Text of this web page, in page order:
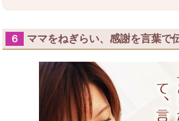
６ ママをねぎらい、感謝を言葉で